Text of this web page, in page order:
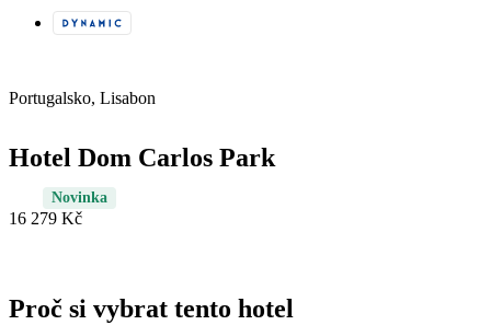
Portugalsko, Lisabon
Hotel Dom Carlos Park
Novinka
16 279 Kč
Proč si vybrat tento hotel